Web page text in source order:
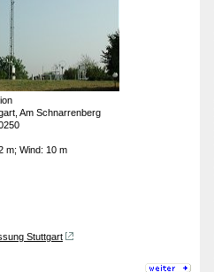
Am Schnarrenberg
m; Wind: 10 m
Stuttgart